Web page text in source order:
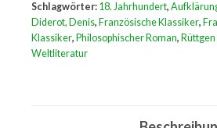
und
sein
Herr
Schlagwörter: 18. Jahrhundert,
Diderot, Denis, Französische Klassiker,
Klassiker, Philosophischer Roman,
Weltliteratur